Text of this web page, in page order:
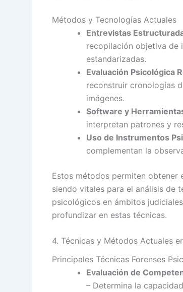
Métodos y Tecnologías Actuales
Entrevistas
recopilación objetiva de
estandarizadas.
Evaluación Psicológica
reconstruir cronologías
imágenes.
Software y
interpretan patrones y
Uso de Instrumentos
complementan la
Estos métodos permiten obtener
siendo vitales para el análisis de
psicológicos en ámbitos
profundizar en estas técnicas.
4. Técnicas y Métodos Actuales
Principales Técnicas Forenses
Evaluación de
– Determina la